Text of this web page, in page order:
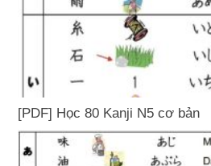
[PDF] Học 80 Kanji N5 cơ bản